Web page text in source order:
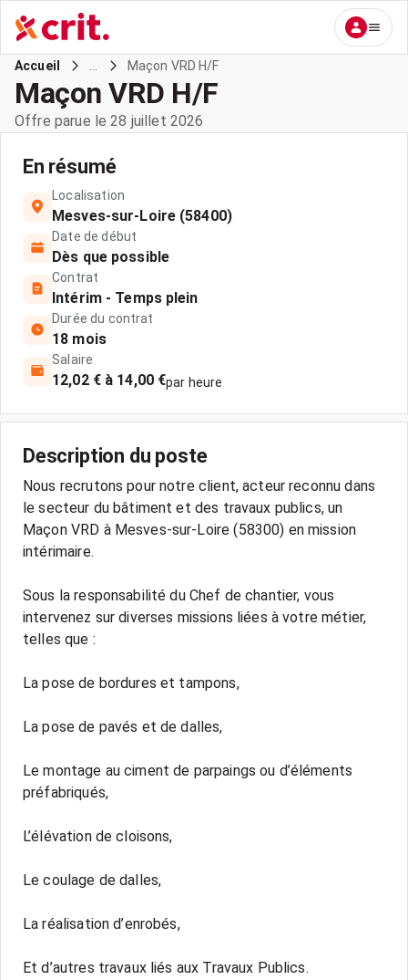
Accueil Maçon VRD H/F
Maçon VRD H/F
Offre parue le 28 juillet 2026
En résumé
Localisation
Mesves-sur-Loire (58400)
Date de début
Dès que possible
Contrat
Intérim - Temps plein
Durée du contrat
18 mois
Salaire
12,02 € à 14,00 €par heure
Description du poste
Nous recrutons pour notre client, acteur reconnu dans
le secteur du bâtiment et des travaux publics, un
Maçon VRD à Mesves-sur-Loire (58300) en mission
intérimaire.
Sous la responsabilité du Chef de chantier, vous
intervenez sur diverses missions liées à votre métier,
telles que :
La pose de bordures et tampons,
La pose de pavés et de dalles,
Le montage au ciment de parpaings ou d’éléments
préfabriqués,
L’élévation de cloisons,
Le coulage de dalles,
La réalisation d’enrobés,
Et d’autres travaux liés aux Travaux Publics.